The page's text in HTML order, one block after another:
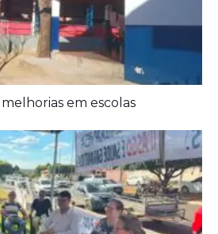
acampamento após acordo
Iporá